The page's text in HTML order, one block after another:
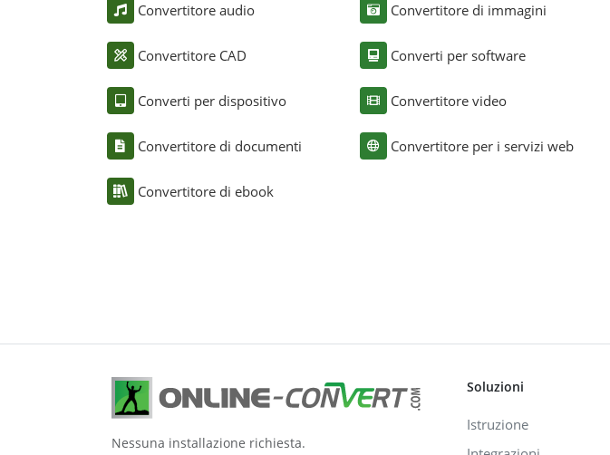
Convertitore audio
Convertitore CAD
Converti per dispositivo
Convertitore di documenti
Convertitore di ebook
Convertitore di immagini
Converti per software
Convertitore video
Convertitore per i servizi web
Nessuna installazione richiesta.
Soluzioni
Istruzione